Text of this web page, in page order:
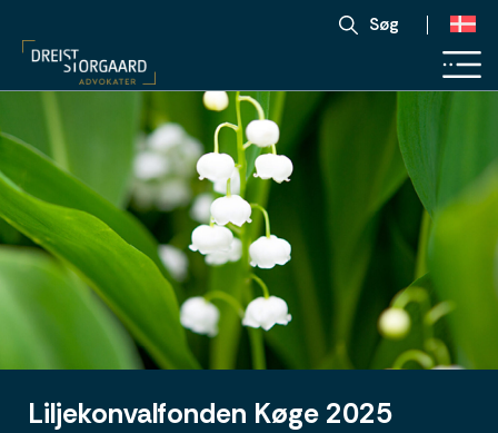
Søg
Liljekonvalfonden Køge 2025